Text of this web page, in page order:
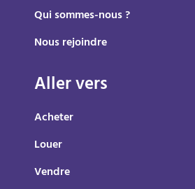
Qui sommes-nous ?
Nous rejoindre
Aller vers
Acheter
Louer
Vendre